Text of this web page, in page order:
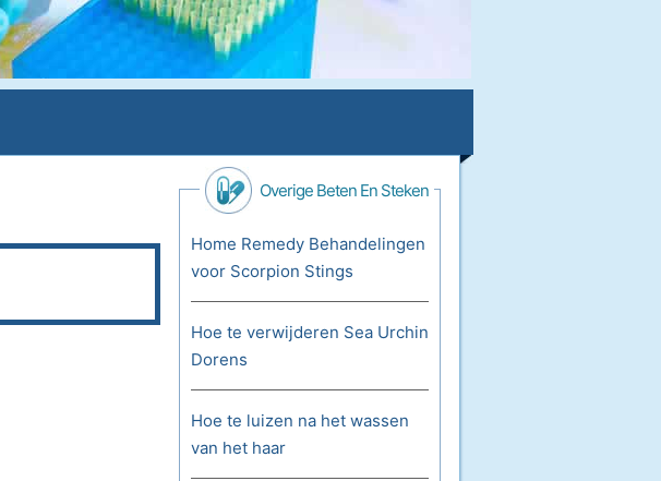
Overige Beten En Steken
Home Remedy Behandelingen
voor Scorpion Stings
Hoe te verwijderen Sea Urchin
Dorens
Hoe te luizen na het wassen
van het haar